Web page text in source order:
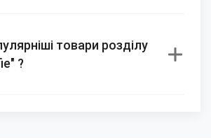
товари розділу
?